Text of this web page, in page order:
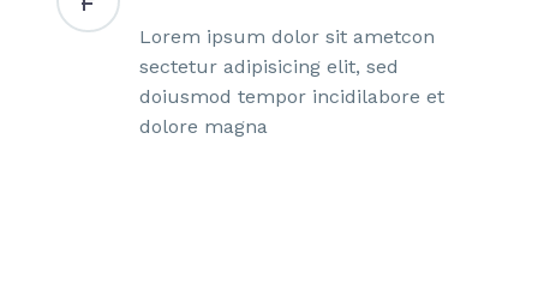
Lorem ipsum dolor sit ametcon
sectetur adipisicing elit, sed
doiusmod tempor incidilabore et
dolore magna